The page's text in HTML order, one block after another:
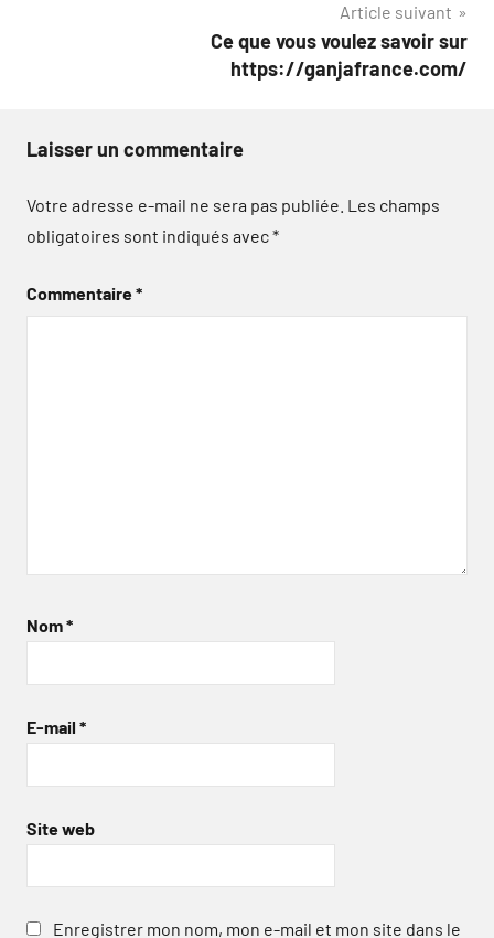
Article suivant
Ce que vous voulez savoir sur
https://ganjafrance.com/
Laisser un commentaire
Votre adresse e-mail ne sera pas publiée. Les champs
obligatoires sont indiqués avec*
Commentaire*
Nom*
E-mail *
Site web
Enregistrer mon nom, mon e-mail et mon site dans le